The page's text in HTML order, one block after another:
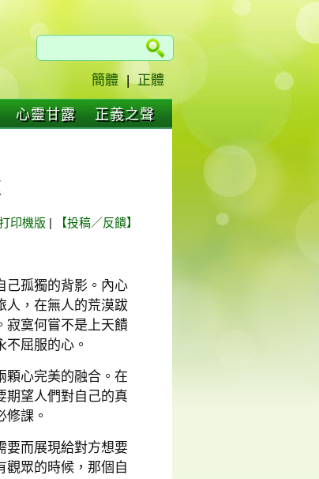
簡體 | 正體
心靈甘露 正義之聲
印機版 | 【投稿／反饋】
己孤獨的背影。內心
人，在無人的荒漠跋
寂寞何嘗不是上天饋
屈服的心。
顆心完美的融合。在
期望人們對自己的真
課。
要而展現給對方想要
觀眾的時候，那個自